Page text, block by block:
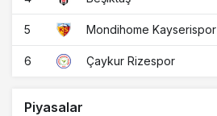
5 Mondihome Kayserispor
6 Çaykur Rizespor
Piyasalar